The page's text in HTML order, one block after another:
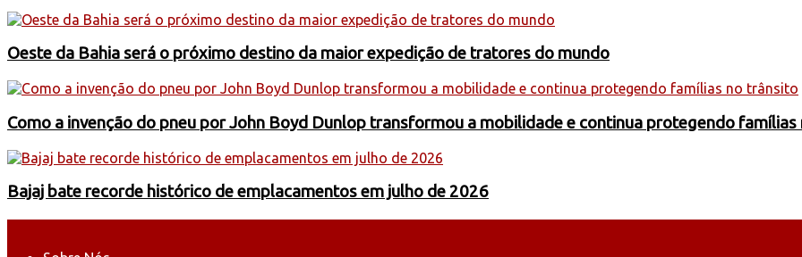
Oeste da Bahia será o próximo destino da maior expedição de tratores do mundo
Como a invenção do pneu por John Boyd Dunlop transformou a mobilidade e continua protegendo
Bajaj bate recorde histórico de emplacamentos em julho de 2026